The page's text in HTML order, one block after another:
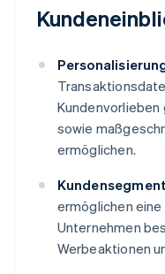
sowie
ermöglichen.
ermöglichen
Unternehmen
Werbeaktionen